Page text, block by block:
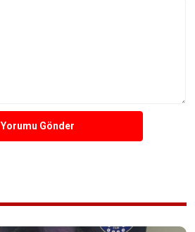
Yorumu Gönder